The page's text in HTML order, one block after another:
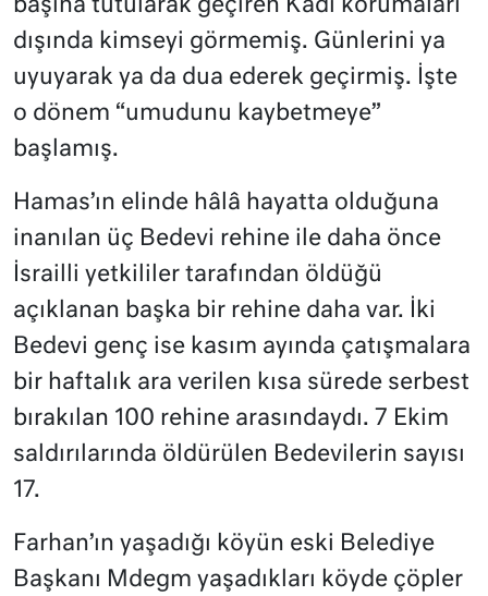
başına tutularak geçiren Kadı korumaları
dışında kimseyi görmemiş. Günlerini ya
uyuyarak ya da dua ederek geçirmiş. İşte
o dönem “umudunu kaybetmeye”
başlamış.
Hamas’ın elinde hâlâ hayatta olduğuna
inanılan üç Bedevi rehine ile daha önce
İsrailli yetkililer tarafından öldüğü
açıklanan başka bir rehine daha var. İki
Bedevi genç ise kasım ayında çatışmalara
bir haftalık ara verilen kısa sürede serbest
bırakılan 100 rehine arasındaydı. 7 Ekim
saldırılarında öldürülen Bedevilerin sayısı
17.
Farhan’ın yaşadığı köyün eski Belediye
Başkanı Mdegm yaşadıkları köyde çöpler